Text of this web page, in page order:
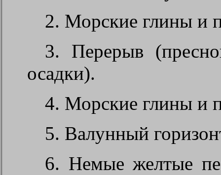
2. Морские глины и
3. Перерыв
осадки).
4. Морские глины и
5. Валунный
6. Немые желтые